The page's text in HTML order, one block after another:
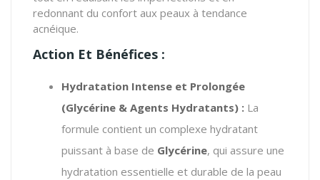
redonnant du confort aux peaux à tendance
acnéique.
Action Et Bénéfices :
Hydratation Intense et Prolongée
(Glycérine & Agents Hydratants) : La
formule contient un complexe hydratant
puissant à base de Glycérine, qui assure une
hydratation essentielle et durable de la peau